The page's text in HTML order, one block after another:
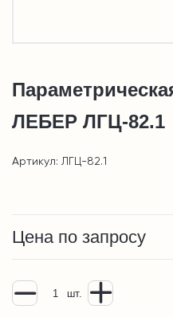
ЛЕБЕР ЛГЦ-82.1
Артикул: ЛГЦ-82.1
Цена по запросу
шт.